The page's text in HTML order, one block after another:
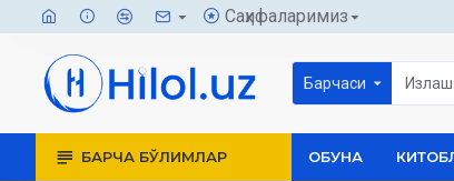
Саҳифаларимиз
Барчаси
БАРЧА БЎЛИМЛАР ОБУНА